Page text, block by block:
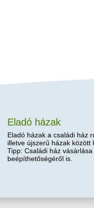
Eladó házak
Eladó házak a családi ház
illetve újszerű házak
Tipp: Családi ház
beépíthetőségéről is.